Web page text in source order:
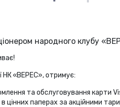
НК «ВЕРЕС», отримує:
та обслуговування карти
цінних паперах за акційними